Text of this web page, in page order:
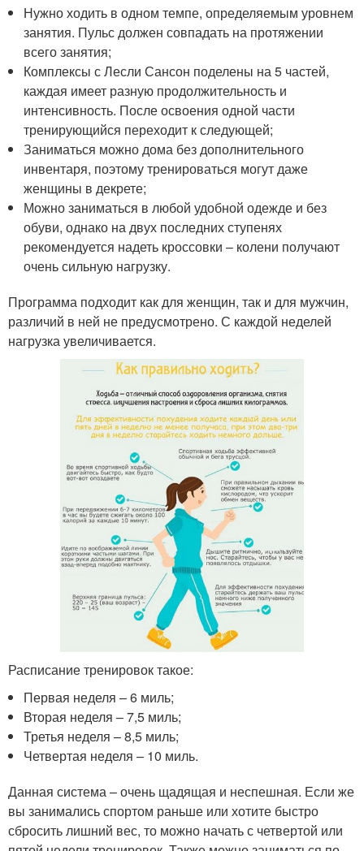
Нужно ходить в одном темпе, определяемым уровнем
занятия. Пульс должен совпадать на протяжении
всего занятия;
Комплексы с Лесли Сансон поделены на 5 частей,
каждая имеет разную продолжительность и
интенсивность. После освоения одной части
тренирующийся переходит к следующей;
Заниматься можно дома без дополнительного
инвентаря, поэтому тренироваться могут даже
женщины в декрете;
Можно заниматься в любой удобной одежде и без
обуви, однако на двух последних ступенях
рекомендуется надеть кроссовки – колени получают
очень сильную нагрузку.
Программа подходит как для женщин, так и для мужчин,
различий в ней не предусмотрено. С каждой неделей
нагрузка увеличивается.
Расписание тренировок такое:
Первая неделя – 6 миль;
Вторая неделя – 7,5 миль;
Третья неделя – 8,5 миль;
Четвертая неделя – 10 миль.
Данная система – очень щадящая и неспешная. Если же
вы занимались спортом раньше или хотите быстро
сбросить лишний вес, то можно начать с четвертой или